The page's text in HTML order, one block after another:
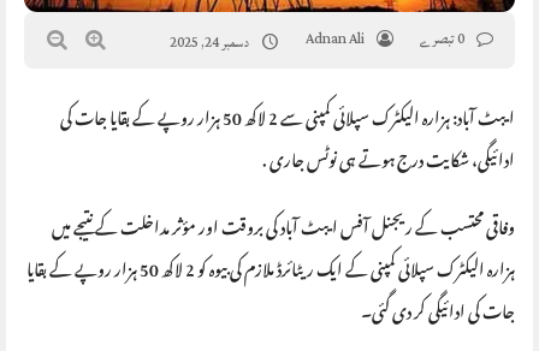
Adnan Ali دسمبر 24, 2025
ایبٹ آباد: ہزارہ الیکٹرک سپلائی کمپنی سے 2 لاکھ 50 ہزار روپے کے بقایا جات کی
ادائیگی، شکایت درج ہوتے ہی نوٹس جاری .
وفاقی محتسب کے ریجنل آفس ایبٹ آباد کی بروقت اور مؤثر مداخلت کے نتیجے میں
ہزارہ الیکٹرک سپلائی کمپنی کے ایک ریٹائرڈ ملازم کی بیوہ کو 2 لاکھ 50 ہزار روپے کے بقایا
جات کی ادائیگی کر دی گئی۔